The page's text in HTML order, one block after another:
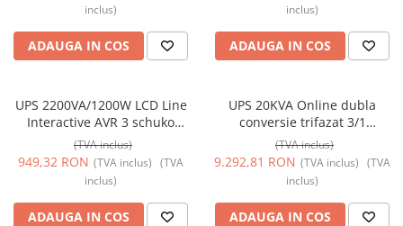
inclus)
ADAUGA IN COS
inclus)
ADAUGA IN COS
UPS 2200VA/1200W LCD Line
Interactive AVR 3 schuko
4x7Ah USB Management TED
Electric TED004666
(TVA inclus)
949,32 RON (TVA inclus) (TVA
inclus)
ADAUGA IN COS
UPS 20KVA Online dubla
conversie trifazat 3/1
management intrare/iesire
regleta (FARA ACUMULATORI -
NECESITA CABINET
TED004307) TED Electric
TED004291
(TVA inclus)
9.292,81 RON (TVA inclus) (TVA
inclus)
ADAUGA IN COS